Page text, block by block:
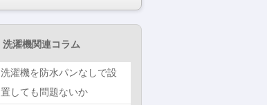
洗濯機関連コラム
洗濯機を防水パンなしで設
置しても問題ないか